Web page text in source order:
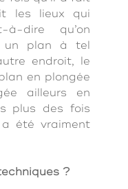
les lieux qui
à-dire qu’on
un plan à tel
endroit, le
en plongée
ailleurs en
plus des fois
été vraiment
?